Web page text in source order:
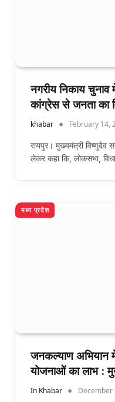
नगरीय निकाय चुनाव
कांग्रेस से जनता का
khabar February 14,
रायपुर। मुख्यमंत्री विष्णुदेव
लेकर कहा कि, लोकसभा,
मध्य प्रदेश
जनकल्याण अभियान में
योजनाओं का लाभ :
In Khabar December